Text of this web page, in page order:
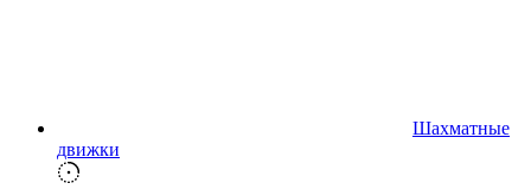
Шахматные
движки